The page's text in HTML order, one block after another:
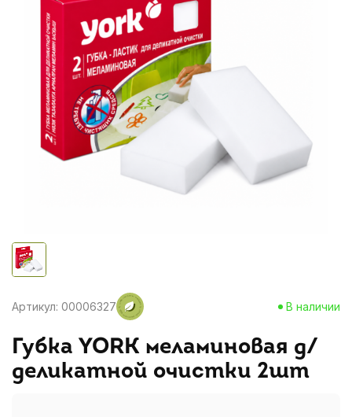
Артикул: 00006327 В наличии
Губка YORK меламиновая д/
деликатной очистки 2шт